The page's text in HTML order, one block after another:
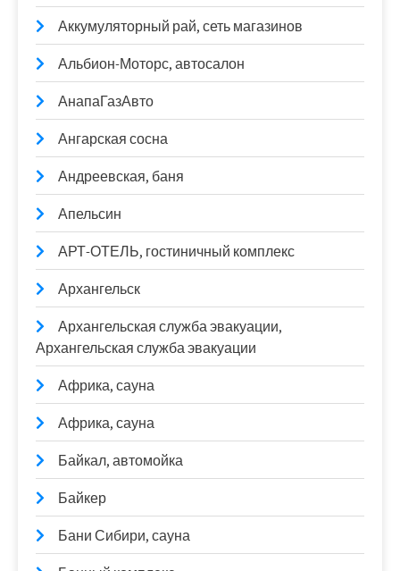
Аккумуляторный рай, сеть магазинов
Альбион-Моторс, автосалон
АнапаГазАвто
Ангарская сосна
Андреевская, баня
Апельсин
АРТ-ОТЕЛЬ, гостиничный комплекс
Архангельск
Архангельская служба эвакуации,
Архангельская служба эвакуации
Африка, сауна
Африка, сауна
Байкал, автомойка
Байкер
Бани Сибири, сауна